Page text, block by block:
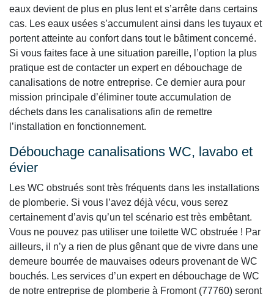
eaux devient de plus en plus lent et s’arrête dans certains
cas. Les eaux usées s’accumulent ainsi dans les tuyaux et
portent atteinte au confort dans tout le bâtiment concerné.
Si vous faites face à une situation pareille, l’option la plus
pratique est de contacter un expert en débouchage de
canalisations de notre entreprise. Ce dernier aura pour
mission principale d’éliminer toute accumulation de
déchets dans les canalisations afin de remettre
l’installation en fonctionnement.
Débouchage canalisations WC, lavabo et
évier
Les WC obstrués sont très fréquents dans les installations
de plomberie. Si vous l’avez déjà vécu, vous serez
certainement d’avis qu’un tel scénario est très embêtant.
Vous ne pouvez pas utiliser une toilette WC obstruée ! Par
ailleurs, il n’y a rien de plus gênant que de vivre dans une
demeure bourrée de mauvaises odeurs provenant de WC
bouchés. Les services d’un expert en débouchage de WC
de notre entreprise de plomberie à Fromont (77760) seront